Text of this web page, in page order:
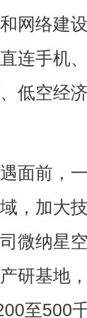
网络建
连手机
低空经
前，一
，加大
微纳星
研基地
至500